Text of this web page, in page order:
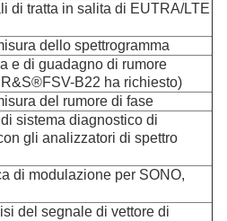
di tratta in salita di EUTRA/LTE
dello spettrogramma
e di guadagno di rumore
B22 ha richiesto)
del rumore di fase
sistema diagnostico di
gli analizzatori di spettro
di modulazione per SONO,
del segnale di vettore di